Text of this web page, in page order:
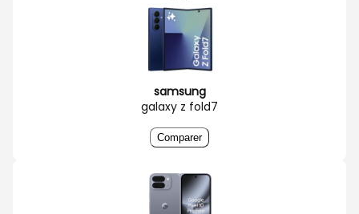
samsung
galaxy z fold7
Comparer